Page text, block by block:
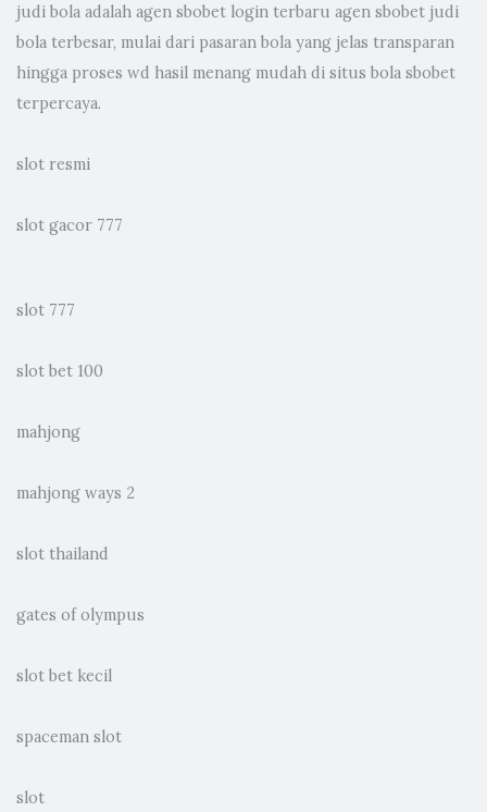
judi bola adalah agen sbobet login terbaru agen sbobet judi
bola terbesar, mulai dari pasaran bola yang jelas transparan
hingga proses wd hasil menang mudah di situs bola sbobet
terpercaya.
slot resmi
slot gacor 777
slot 777
slot bet 100
mahjong
mahjong ways 2
slot thailand
gates of olympus
slot bet kecil
spaceman slot
slot